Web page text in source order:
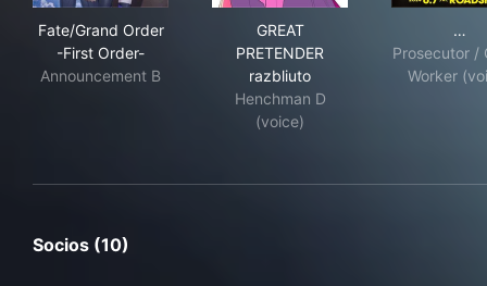
Fate/Grand Order
-First Order-
Announcement B
GREAT
PRETENDER
razbliuto
Henchman D
(voice)
…
Prosecutor /
Worker
Socios (10)